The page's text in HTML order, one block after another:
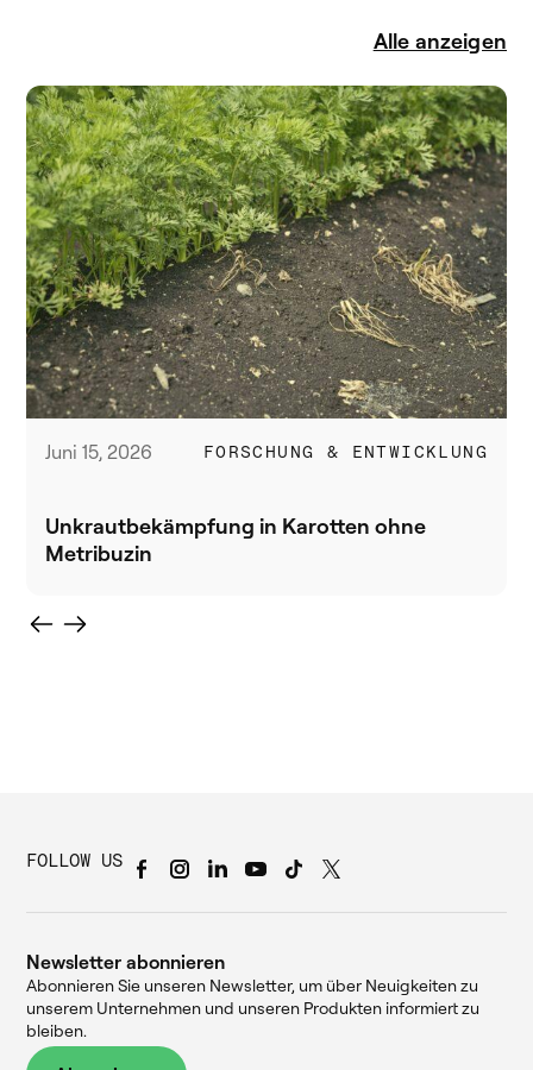
Alle anzeigen
Juni 15, 2026 FORSCHUNG & ENTWICKLUNG
Unkrautbekämpfung in Karotten ohne
Metribuzin
FOLLOW US
Newsletter abonnieren
Abonnieren Sie unseren Newsletter, um über Neuigkeiten zu
unserem Unternehmen und unseren Produkten informiert zu
bleiben.